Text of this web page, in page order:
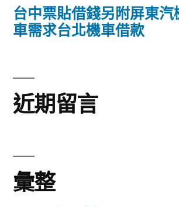
台中票貼借錢另附屏東汽
車需求台北機車借款
近期留言
彙整